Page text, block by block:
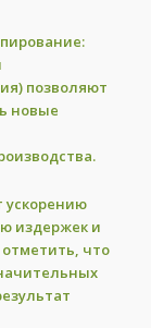
позволяют
новые
ускорению
издержек и
что